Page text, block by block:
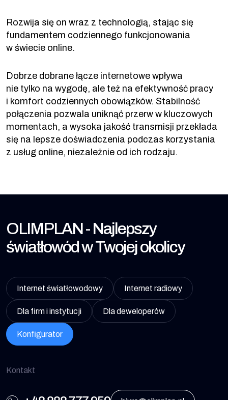
Rozwija się on wraz z technologią, stając się
fundamentem codziennego funkcjonowania
w świecie online.
Dobrze dobrane łącze internetowe wpływa
nie tylko na wygodę, ale też na efektywność pracy
i komfort codziennych obowiązków. Stabilność
połączenia pozwala uniknąć przerw w kluczowych
momentach, a wysoka jakość transmisji przekłada
się na lepsze doświadczenia podczas korzystania
z usług online, niezależnie od ich rodzaju.
OLIMPLAN - Najlepszy
światłowód w Twojej okolicy
Internet światłowodowy Internet radiowy
Dla firm i instytucji Dla deweloperów
Konfigurator
Kontakt